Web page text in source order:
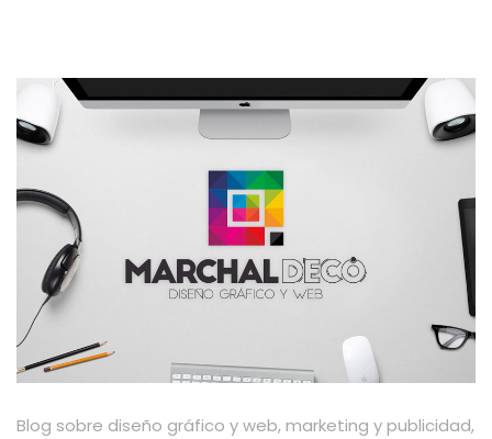
Blog sobre diseño gráfico y web, marketing y publicidad,